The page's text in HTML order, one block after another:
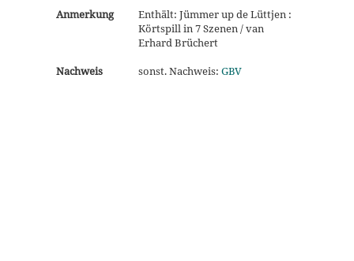
Anmerkung
Enthält: Jümmer up de Lüttjen :
Körtspill in 7 Szenen / van
Erhard Brüchert
Nachweis
sonst. Nachweis: GBV